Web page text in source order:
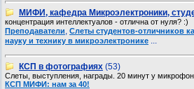
МИФИ, кафедра Микроэлектроники,
концентрация интеллектуалов - отлична от нуля? :)
Преподаватели, Слеты студентов-отличников
науку и технику в микроэлектронике ...
КСП в фотографиях (53)
Слеты, выступления, награды. 20 минут у
КСП МИФИ: нам за 40!